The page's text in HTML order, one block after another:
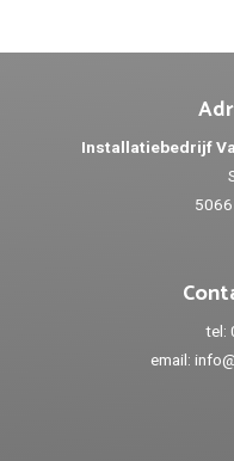
Installatiebedrijf
tel:
email: